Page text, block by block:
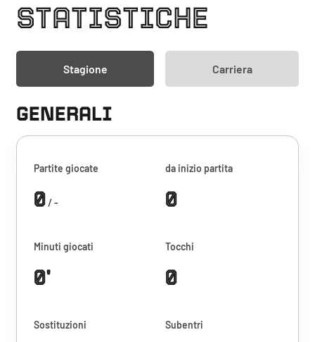
STATISTICHE
Stagione Carriera
GENERALI
Partite giocate
0/ -
da inizio partita
0
Minuti giocati
0'
Tocchi
0
Sostituzioni Subentri